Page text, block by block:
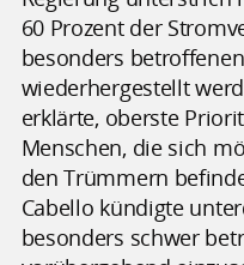
60 Prozent der
besonders
wiederhergestellt
erklärte, oberste
Menschen, die sich
den Trümmern
Cabello kündigte
besonders schwer